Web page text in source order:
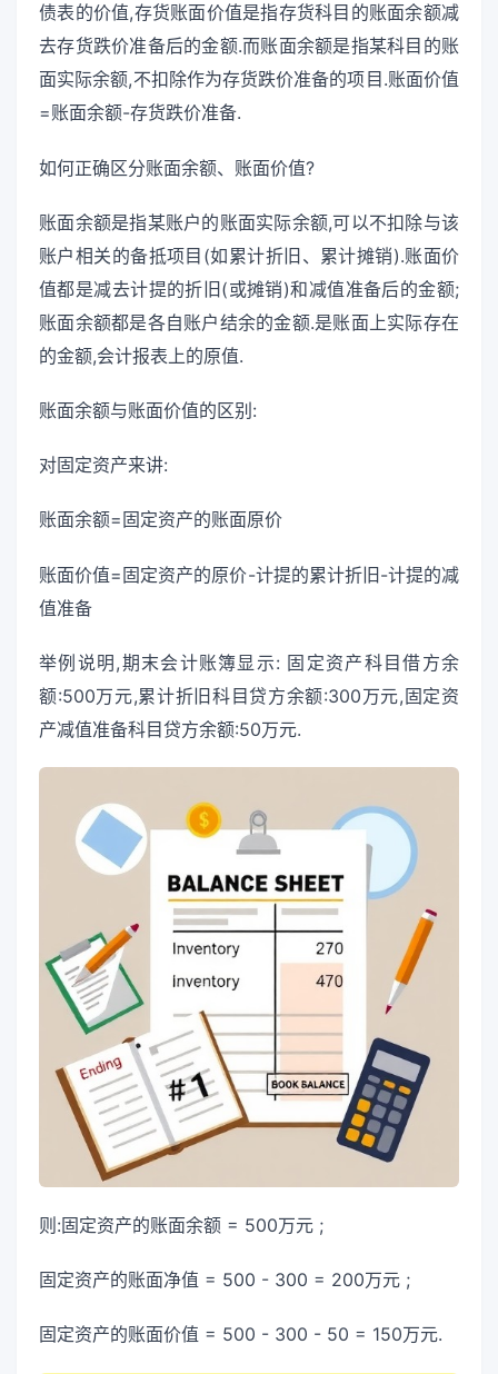
债表的价值,存货账面价值是指存货科目的账面余额减
去存货跌价准备后的金额.而账面余额是指某科目的账
面实际余额,不扣除作为存货跌价准备的项目.账面价值
=账面余额-存货跌价准备.
如何正确区分账面余额、账面价值?
账面余额是指某账户的账面实际余额,可以不扣除与该
账户相关的备抵项目(如累计折旧、累计摊销).账面价
值都是减去计提的折旧(或摊销)和减值准备后的金额;
账面余额都是各自账户结余的金额.是账面上实际存在
的金额,会计报表上的原值.
账面余额与账面价值的区别:
对固定资产来讲:
账面余额=固定资产的账面原价
账面价值=固定资产的原价-计提的累计折旧-计提的减
值准备
举例说明,期末会计账簿显示: 固定资产科目借方余
额:500万元,累计折旧科目贷方余额:300万元,固定资
产减值准备科目贷方余额:50万元.
则:固定资产的账面余额 = 500万元 ;
固定资产的账面净值 = 500 - 300 = 200万元 ;
固定资产的账面价值 = 500 - 300 - 50 = 150万元.